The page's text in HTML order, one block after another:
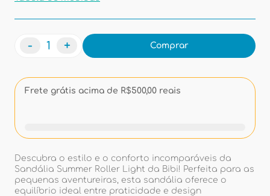
- + Comprar
Frete grátis acima de R$500,00 reais
Descubra o estilo e o conforto incomparáveis da
Sandália Summer Roller Light da Bibi! Perfeita para as
pequenas aventureiras, esta sandália oferece o
equilíbrio ideal entre praticidade e design